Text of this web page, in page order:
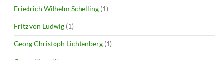
Friedrich Wilhelm Schelling (1)
Fritz von Ludwig (1)
Georg Christoph Lichtenberg (1)